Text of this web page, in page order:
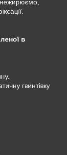
в
гвинтівку